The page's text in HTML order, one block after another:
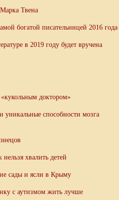
Марка Твена
богатой писательницей 2016 года
в 2019 году будет вручена
«кукольным доктором»
уникальные способности мозга
хвалить детей
сады и ясли в Крыму
с аутизмом жить лучше